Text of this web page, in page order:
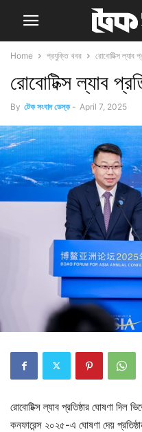
Home প্রযুক্তি খবর রোবোটিক্স ল্যাব
রোবোটিক্স ল্যাব
By টেক সংবাদ ডেস্ক - April 7, 2025
রোবোটিক্স ল্যাব প্রতিষ্ঠার ঘোষণা
কনফারেন্স ২০২৫-এ ঘোষণা দেয়